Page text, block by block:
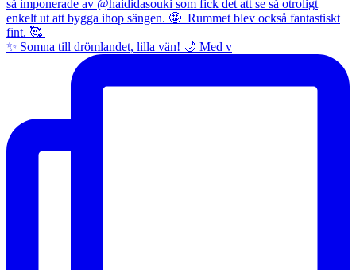
✨ Somna till drömlandet, lilla vän! 🌙 Med v